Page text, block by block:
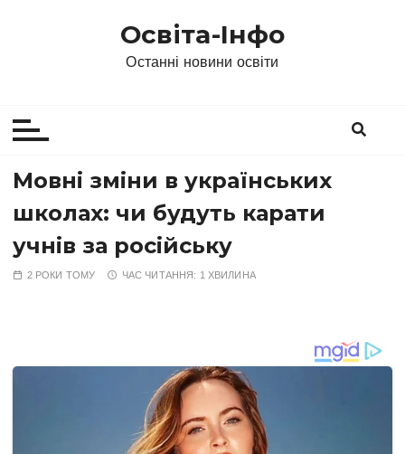
Освіта-Інфо
Останні новини освіти
Мовні зміни в українських
школах: чи будуть карати
учнів за російську
2 РОКИ ТОМУ ЧАС ЧИТАННЯ: 1 ХВИЛИНА